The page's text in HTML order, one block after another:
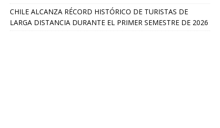
CHILE ALCANZA RÉCORD HISTÓRICO DE TURISTAS DE
LARGA DISTANCIA DURANTE EL PRIMER SEMESTRE DE 2026